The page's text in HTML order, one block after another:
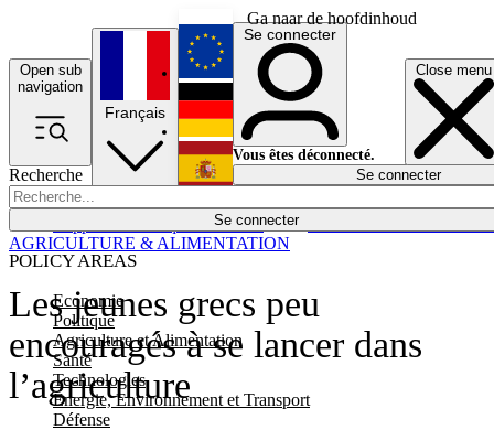
Ga naar de hoofdinhoud
Open sub
navigation
Close menu
Recherche
Se connecter
POLICY AREAS
Economie
Politique
Agriculture et Alimentation
Santé
Technologies
Energie, Environnement et Transport
Défense
Économie
Français
English
Deutsch
Español
Se connecter
Vous êtes déconnecté.
Se connecter
Les jeunes grecs peu
encouragés à se lancer dans
l’agriculture
AGRICULTURE & ALIMENTATION